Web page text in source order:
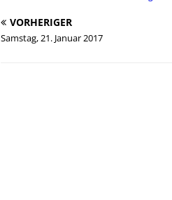
VORHERIGER
Samstag, 21. Januar 2017